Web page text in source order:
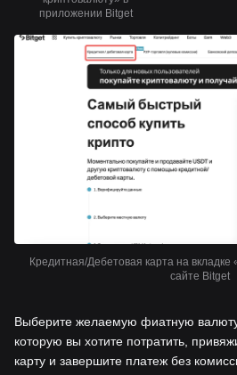
приложении Bitget
Кредитная/Дебетовая карта на вкладке
сайте Bitget
Выберите желаемую фиатную
которую вы хотите потратить,
карту и завершите платеж без